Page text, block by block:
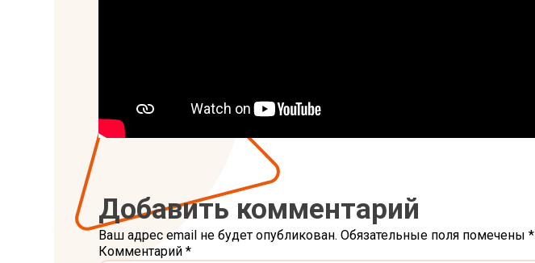
Добавить комментарий
Ваш адрес email не будет опубликован. Обязательные поля помечены *
Комментарий *